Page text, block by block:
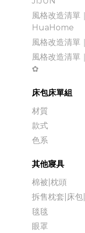
風格改造清單
HuaHome
風格改造清單
風格改造清單
✿
床包床單組
材質
款式
色系
其他寢具
棉被|枕頭
拆售枕套|床包
毯毯
眼罩